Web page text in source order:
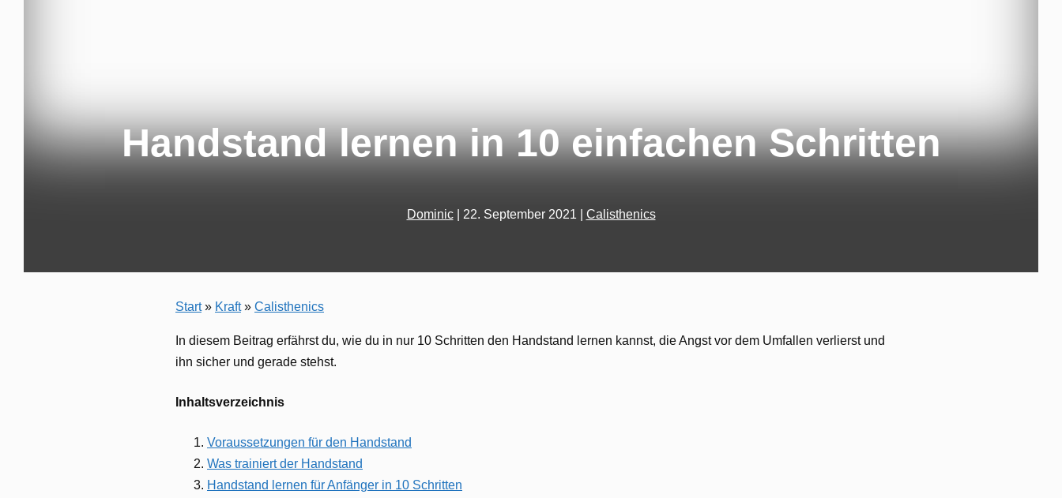
Handstand lernen in 10 einfachen Schritten
Dominic| 22. September 2021 Calisthenics
Start» Kraft» Calisthenics
In diesem Beitrag erfährst du, wie du in nur 10 Schritten den Handstand lernen kannst, die Angst vor dem Umfallen verlierst und
ihn sicher und gerade stehst.
Inhaltsverzeichnis
Voraussetzungen für den Handstand
Was trainiert der Handstand
Handstand lernen für Anfänger in 10 Schritten